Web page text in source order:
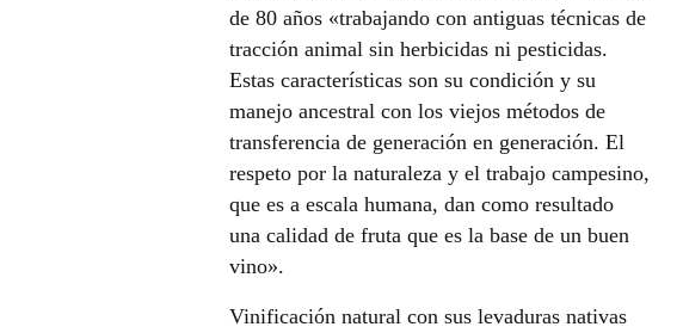
de 80 años «trabajando con antiguas técnicas de
tracción animal sin herbicidas ni pesticidas.
Estas características son su condición y su
manejo ancestral con los viejos métodos de
transferencia de generación en generación. El
respeto por la naturaleza y el trabajo campesino,
que es a escala humana, dan como resultado
una calidad de fruta que es la base de un buen
vino».
Vinificación natural con sus levaduras nativas